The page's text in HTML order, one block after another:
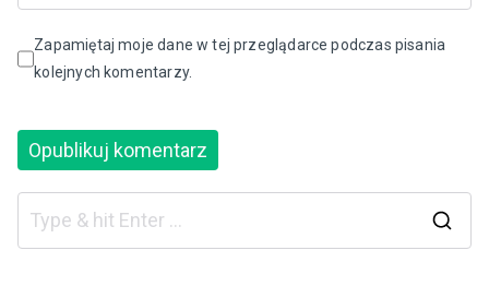
Zapamiętaj moje dane w tej przeglądarce podczas pisania
kolejnych komentarzy.